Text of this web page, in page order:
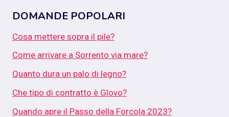
DOMANDE POPOLARI
Cosa mettere sopra il pile?
Come arrivare a Sorrento via mare?
Quanto dura un palo di legno?
Che tipo di contratto è Glovo?
Quando apre il Passo della Forcola 2023?